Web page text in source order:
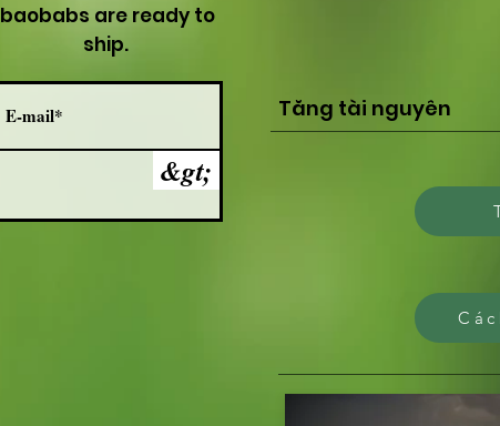
baobabs are ready to
ship.
&gt;
Tăng tài nguyên